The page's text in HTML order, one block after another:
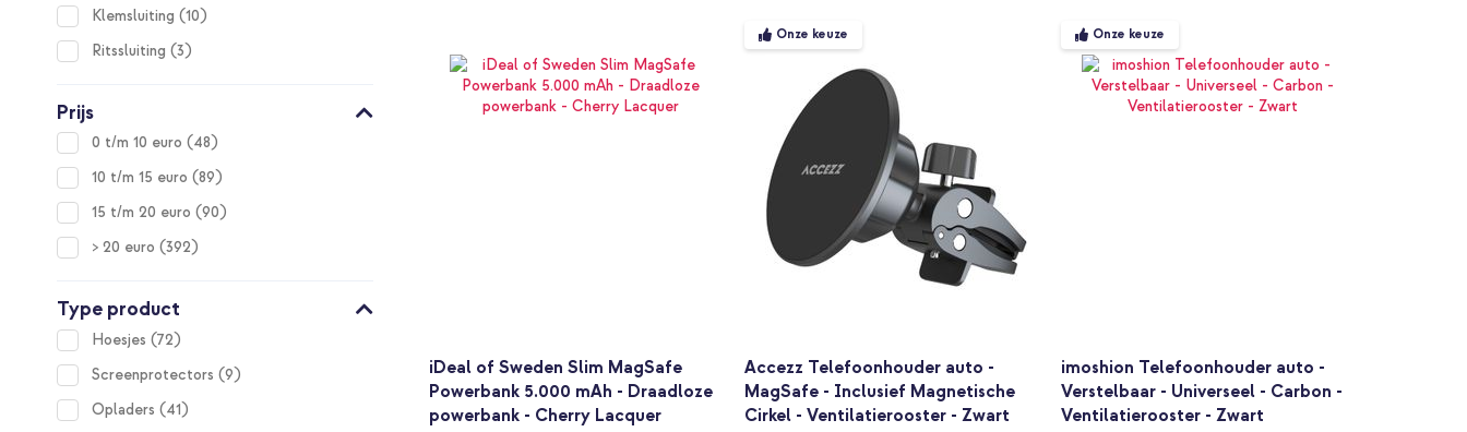
iDeal of Sweden Slim MagSafe
Powerbank 5.000 mAh - Draadloze
powerbank - Cherry Lacquer
Onze keuze
Accezz Telefoonhouder auto -
MagSafe - Inclusief Magnetische
Cirkel - Ventilatierooster - Zwart
Onze keuze
imoshion Telefoonhouder auto -
Verstelbaar - Universeel - Carbon -
Ventilatierooster - Zwart
Klemsluiting
10
items
Ritssluiting
3
items
Prijs
0 t/m 10 euro 48
items
10 t/m 15 euro
89
items
15 t/m 20 euro
90
items
> 20 euro
392
items
Type product
Hoesjes 72
items
Screenprotectors
9
items
Opladers
41
items